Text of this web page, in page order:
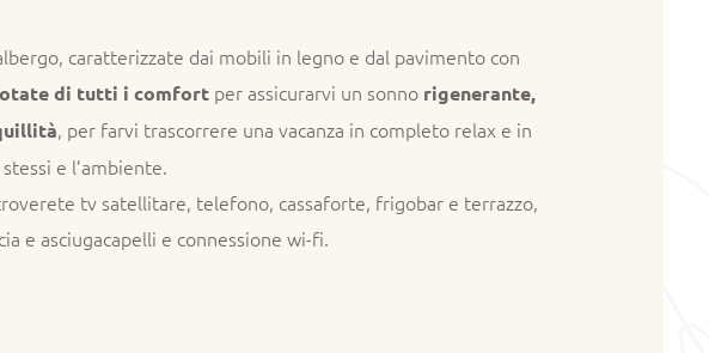
caratterizzate dai mobili in legno e dal pavimento con
di tutti i comfortper assicurarvi un sonno rigenerante,
, per farvi trascorrere una vacanza in completo relax e in
e l’ambiente.
tv satellitare, telefono, cassaforte, frigobar e terrazzo,
e asciugacapelli e connessione wi-fi.